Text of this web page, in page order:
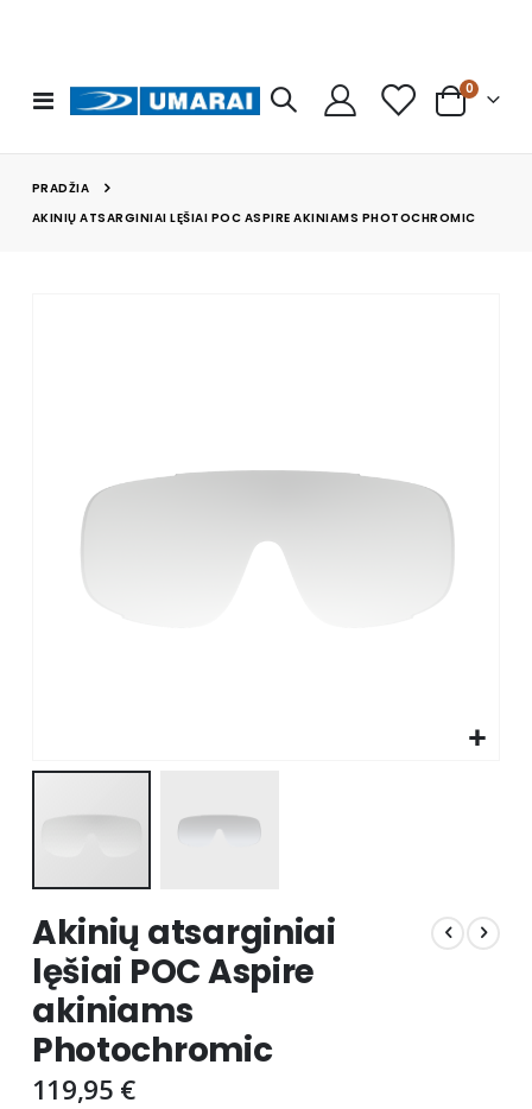
Toggle
Nav
Cart
0prekės
PRADŽIA
AKINIŲ ATSARGINIAI LĘŠIAI POC ASPIRE AKINIAMS PHOTOCHROMIC
to
the
beginning
of
the
images
gallery
Akinių atsarginiai
lęšiai POC Aspire
akiniams
Photochromic
119,95 €